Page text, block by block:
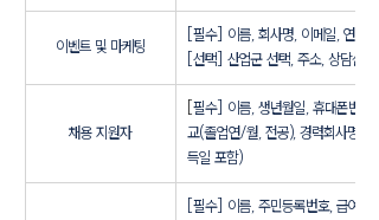
이벤트 및 마케팅
[필수] 이름, 회사명, 이메일, 연락처
[선택] 산업군 선택, 주소, 상담신청
채용 지원자
필수] 이름, 생년월일, 휴대폰번호,
교(졸업연/월, 전공), 경력회사명(근
득일 포함)
[필수] 이름, 주민등록번호, 급여계